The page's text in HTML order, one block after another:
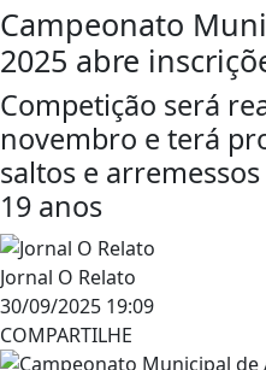
Campeonato
2025 abre
Competição será
novembro e terá
saltos e
19 anos
Jornal O Relato
30/09/2025 19:09
COMPARTILHE